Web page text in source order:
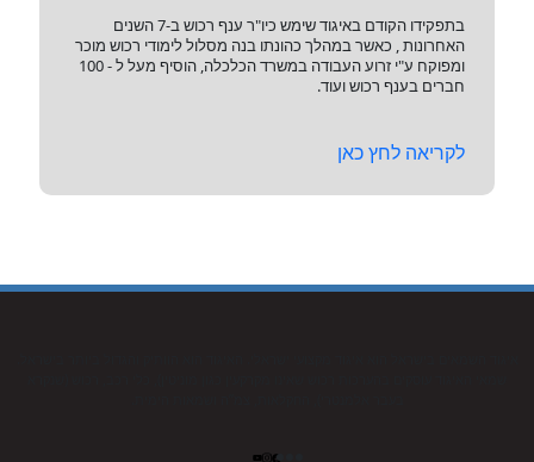
בתפקידו הקודם באיגוד שימש כיו"ר ענף רכוש ב-7 השנים
האחרונות , כאשר במהלך כהונתו בנה מסלול לימודי רכוש מוכר
ומפוקח ע"י זרוע העבודה במשרד הכלכלה, הוסיף מעל ל - 100
חברים בענף רכוש ועוד.
לקריאה לחץ כאן